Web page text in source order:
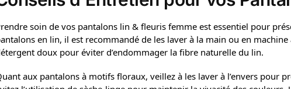
soin de vos pantalons lin & fleuris femme est essentiel pour
en lin, il est recommandé de les laver à la main ou en
doux pour éviter d’endommager la fibre naturelle du lin.
aux pantalons à motifs floraux, veillez à les laver à l’envers pour